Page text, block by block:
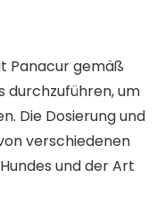
Panacur gemäß
durchzuführen, um
Die Dosierung und
verschiedenen
und der Art